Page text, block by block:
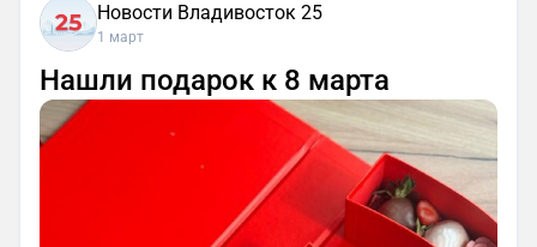
Новости Владивосток 25
1 март
Нашли подарок к 8 марта